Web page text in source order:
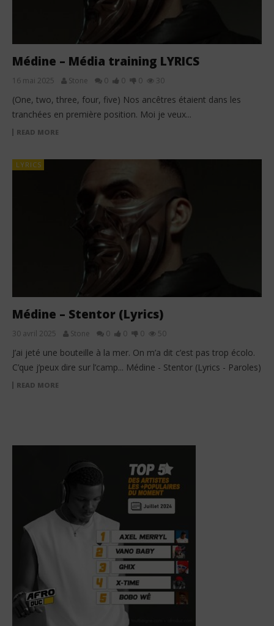
Médine – Média training LYRICS
16 mai 2025 Stone 0 0 0 30
(One, two, three, four, five) Nos ancêtres étaient dans les
tranchées en première position. Moi je veux...
READ MORE
LYRICS
Médine – Stentor (Lyrics)
30 avril 2025 Stone 0 0 0 50
J’ai jeté une bouteille à la mer. On m’a dit c’est pas trop écolo.
C’que j’peux dire sur l’camp... Médine - Stentor (Lyrics - Paroles)
READ MORE